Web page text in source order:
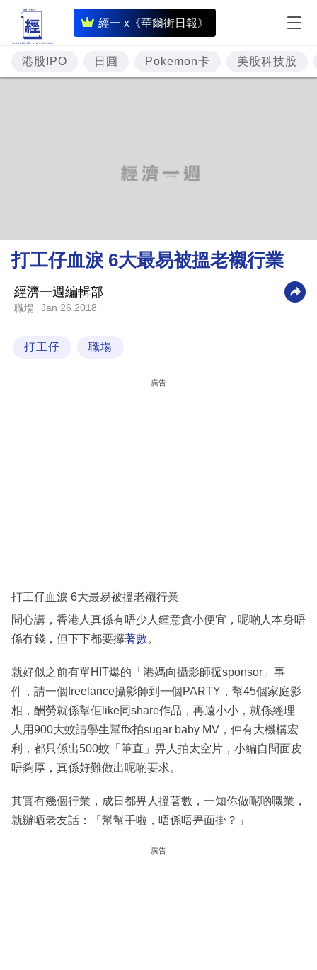
經一 x《華爾街日報》
即
時
財
經
理
財
商
業
技
閱
區
港股IPO 日圓 Pokemon卡 美股科技股
打工仔血淚 6大最易被搵老襯行業
經濟一週編輯部
職場 Jan 26 2018
打工仔 職場
廣告
打工仔血淚 6大最易被搵老襯行業
問心講，香港人真係有唔少人鍾意貪小便宜，呢啲人本身唔
係冇錢，但下下都要攞著數。
就好似之前有單HIT爆的「港媽向攝影師搲sponsor」事
件，請一個freelance攝影師到一個PARTY，幫45個家庭影
相，酬勞就係幫佢like同share作品，再遠小小，就係經理
人用900大蚊請學生幫ffx拍sugar baby MV，仲有大機構宏
利，都只係出500蚊「筆直」畀人拍太空片，小編自問面皮
唔夠厚，真係好難做出呢啲要求。
其實有幾個行業，成日都畀人搵著數，一知你做呢啲職業，
就辦哂老友話：「幫幫手啦，唔係唔畀面掛？」
廣告